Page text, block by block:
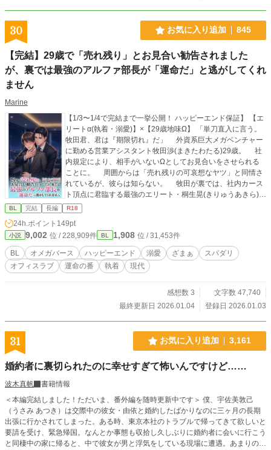
30 お気に入り追加 845
【完結】29歳で「売れ残り」とお見合い勧告されました
が、裏では最強のアルファ部長が「運命だ」と逃がしてくれ
ません
Marine
【1/3〜1/4で完結まで一挙公開！ ハッピーエンド保証】 【エ
リートα(執着・溺愛)】×【29歳地味Ω】 「単刀直入に言う。
牧田君、君は『期限切れ』だ」 外資系巨大メガベンチャー
に勤める営業アシスタント牧田渉(まきたわたる)29歳。 社
内規定により、相手がいないΩとしてお見合いをさせられる
ことに。 周囲からは「売れ残りの可哀想なヤツ」と同情さ
れているが、彼らは知らない。 牧田が裏では、社内カース
ト頂点に君臨する最強のエリート・桐生晃(きりゅうあきら)
に、毎晩とろとろに甘やかされていることを。 けれど、牧
田はとんでもない勘違いをしていた。 行為の最中、部長の
瞳が『金色』に変わるのは、自分の発情暴走による『生理的
な混乱（コンタミ）』だと信じ込んでいるのだ。 「俺を狂わ
せているのは、お前なんだよ」 ・一泊45万円のホテルでエッ
チ ・ハイヤーで一緒に出社。 ・コーヒーをこぼせば、役員用
ロッカールームに連れ込まれ、汚れた肌を舐め取られる。 ・
は最強スパダリの独占所有物。 お見合い話がバレた時、桐
BL 完結 長編 R18
24h.ポイント 149pt
小説 9,002 位 / 228,909件 BL 1,908 位 / 31,453件
BL オメガバース ハッピーエンド 溺愛 ざまぁ
スパダリ
オフィスラブ
運命の番 執着 現代
感想数 3
文字数 47,740
最終更新日 2026.01.04
登録日 2026.01.03
31 お気に入り追加 3,161
婚約者に裏切られたのに幸せすぎて怖いんですけど……
波木真帆
書籍情報
＜本編完結しました！ただいま、番外編を随時更新中です＞ 僕、宇佐美敦己
（うさみ あつき）は交際中の彼女・由依と婚約したばかりなのに三ヶ月の長期
出張に行かされてしまった。ある時、東京本社のトラブルで帰ってきて欲しいと
要請を受け、緊急帰国。なんとか事態も収拾し久しぶりに婚約者に会いに行こう
と同棲中の家に帰ると、中で彼女が男と浮気をしている現場に遭遇。あまりの衝